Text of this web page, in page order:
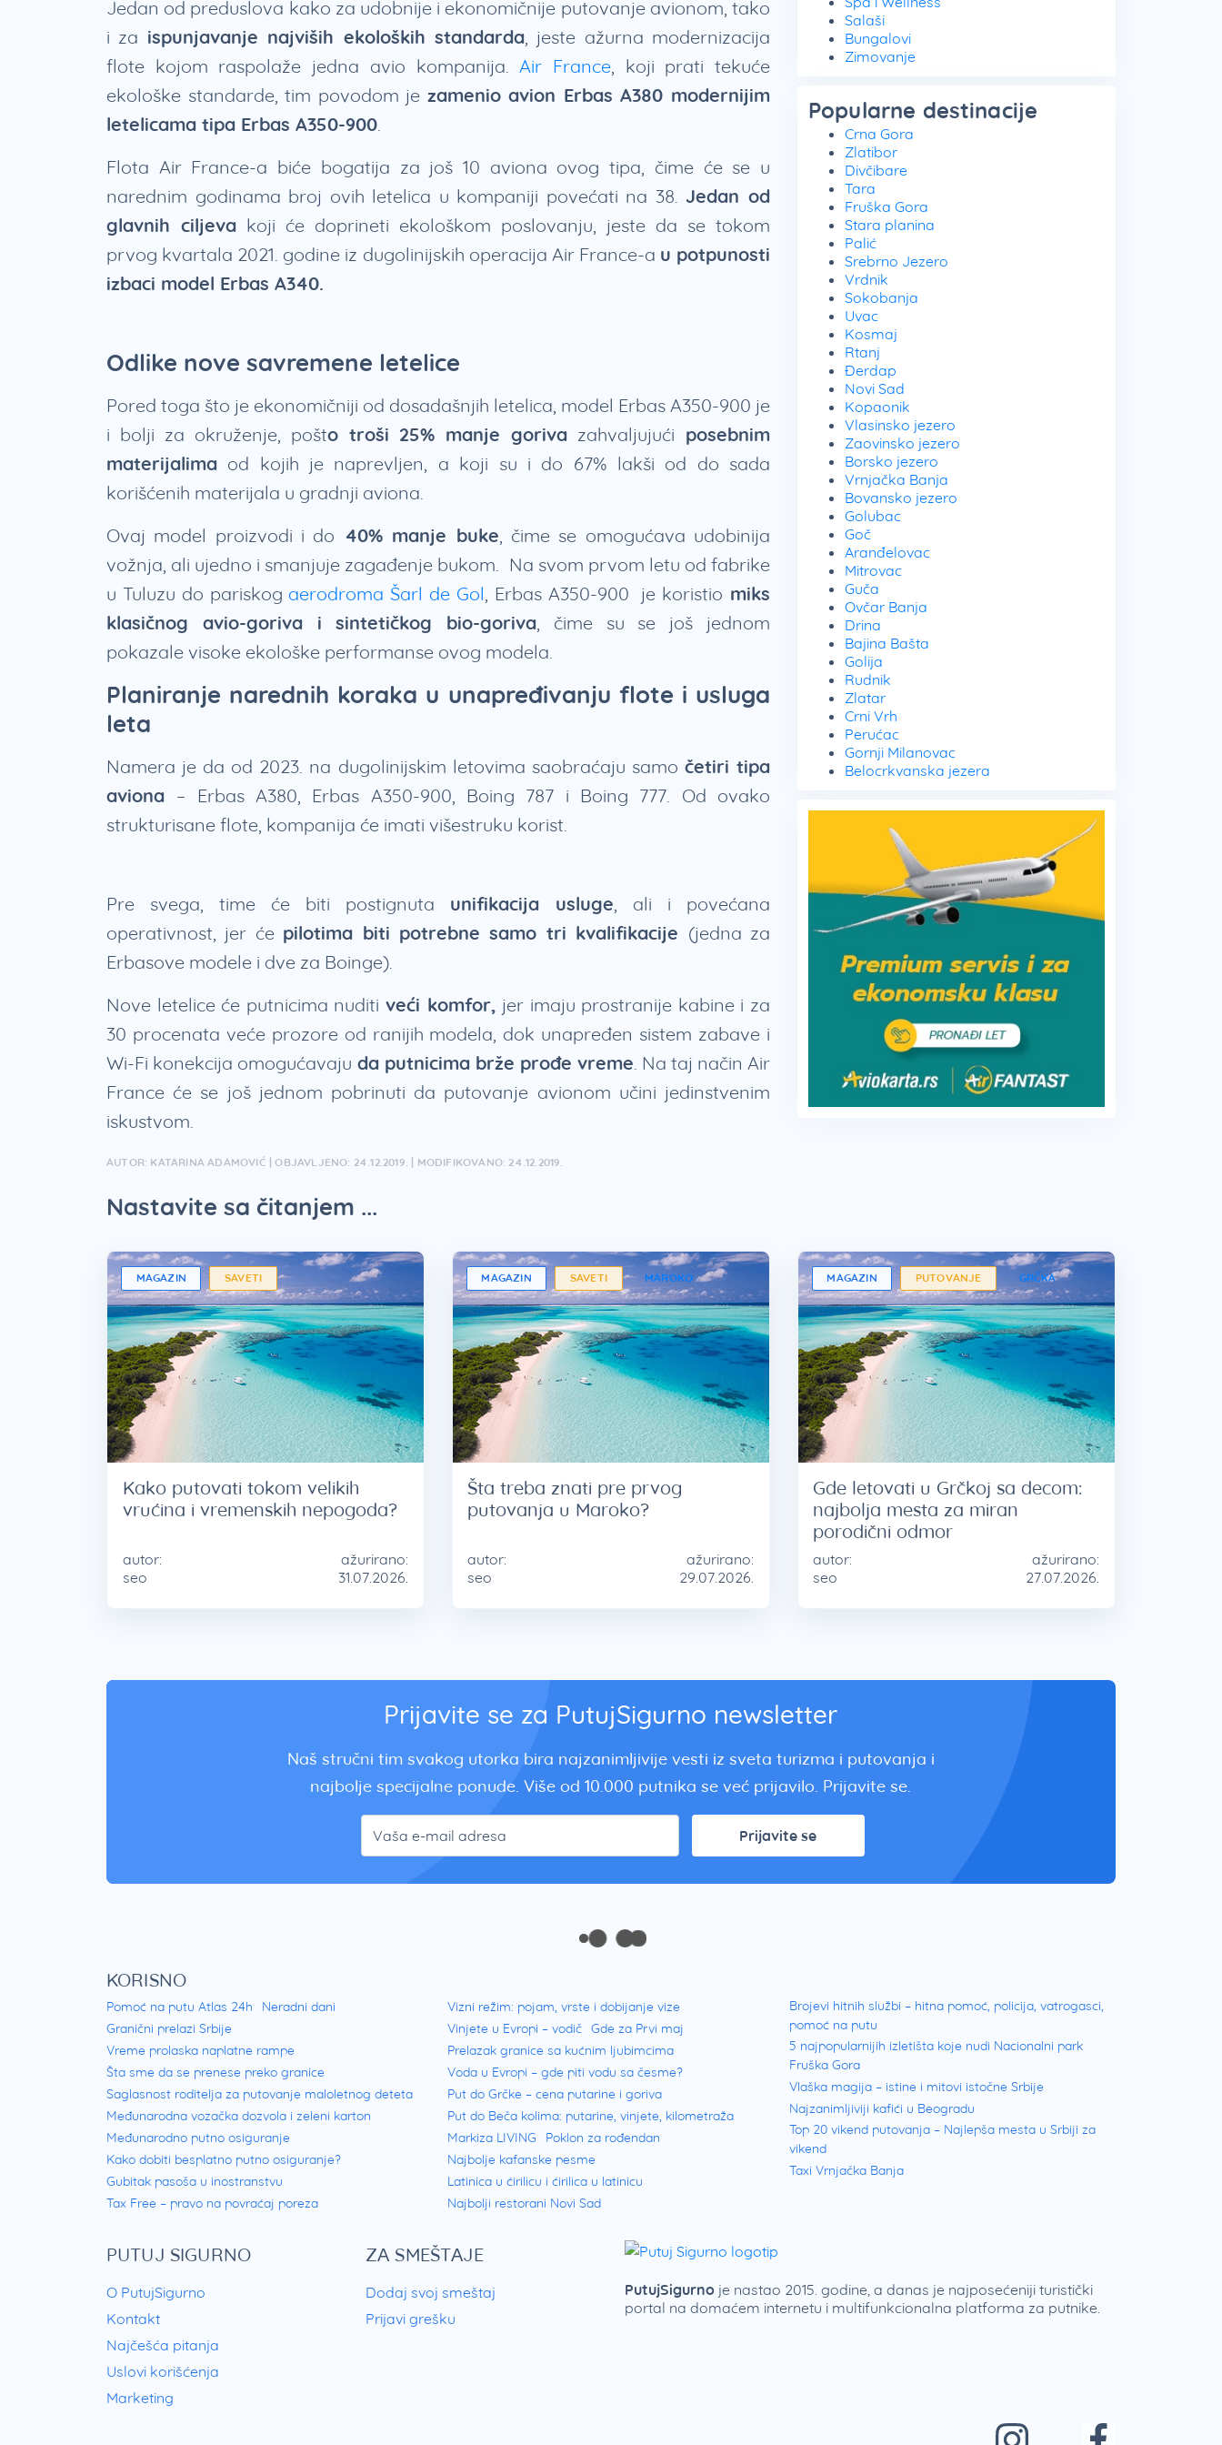
Jedan od preduslova kako za udobnije i ekonomičnije putovanje avionom, tako
i za ispunjavanje najviših ekoloških standarda, jeste ažurna modernizacija
flote kojom raspolaže jedna avio kompanija.Air France, koji prati tekuće
ekološke standarde, tim povodom je zamenio avion Erbas A380 modernijim
letelicama tipa Erbas A350-900.
Flota Air France-a biće bogatija za još 10 aviona ovog tipa, čime će se u
narednim godinama broj ovih letelica u kompaniji povećati na 38. Jedan od
glavnih ciljeva koji će doprineti ekološkom poslovanju, jeste da se tokom
prvog kvartala 2021. godine iz dugolinijskih operacija Air France-a u potpunosti
izbaci model Erbas A340.
Odlike nove savremene letelice
Pored toga što je ekonomičniji od dosadašnjih letelica, model Erbas A350-900 je
i bolji za okruženje, pošto troši 25% manje goriva zahvaljujući posebnim
materijalima od kojih je naprevljen, a koji su i do 67% lakši od do sada
korišćenih materijala u gradnji aviona.
Ovaj model proizvodi i do 40% manje buke, čime se omogućava udobinija
vožnja, ali ujedno i smanjuje zagađenje bukom. Na svom prvom letu od fabrike
u Tuluzu do pariskog aerodroma Šarl de Gol, Erbas A350-900 je koristio miks
klasičnog avio-goriva i sintetičkog bio-goriva, čime su se još jednom
pokazale visoke ekološke performanse ovog modela.
Planiranje narednih koraka u unapređivanju flote i usluga
leta
Namera je da od 2023. na dugolinijskim letovima saobraćaju samo četiri tipa
aviona – Erbas A380, Erbas A350-900, Boing 787 i Boing 777. Od ovako
strukturisane flote, kompanija će imati višestruku korist.
Pre svega, time će biti postignuta unifikacija usluge, ali i povećana
operativnost, jer će pilotima biti potrebne samo tri kvalifikacije (jedna za
Erbasove modele i dve za Boinge).
Nove letelice će putnicima nuditi veći komfor, jer imaju prostranije kabine i za
30 procenata veće prozore od ranijih modela, dok unapređen sistem zabave i
Wi-Fi konekcija omogućavaju da putnicima brže prođe vreme. Na taj način Air
France će se još jednom pobrinuti da putovanje avionom učini jedinstvenim
iskustvom.
AUTOR: KATARINA ADAMOVIĆ | OBJAVLJENO: 24.12.2019. | MODIFIKOVANO: 24.12.2019.
Salaši
Bungalovi
Zimovanje
Popularne destinacije
Crna Gora
Zlatibor
Divčibare
Tara
Fruška Gora
Stara planina
Palić
Srebrno Jezero
Vrdnik
Sokobanja
Uvac
Kosmaj
Rtanj
Đerdap
Novi Sad
Kopaonik
Vlasinsko jezero
Zaovinsko jezero
Borsko jezero
Vrnjačka Banja
Bovansko jezero
Golubac
Goč
Aranđelovac
Mitrovac
Guča
Ovčar Banja
Drina
Bajina Bašta
Golija
Rudnik
Zlatar
Crni Vrh
Perućac
Gornji Milanovac
Belocrkvanska jezera
Nastavite sa čitanjem ...
MAGAZIN SAVETI
Kako putovati tokom velikih
vrućina i vremenskih nepogoda?
autor:
seo
ažurirano:
31.07.2026.
MAGAZIN SAVETI MAROKO
Šta treba znati pre prvog
putovanja u Maroko?
autor:
seo
ažurirano:
29.07.2026.
MAGAZIN PUTOVANJE GRČKA
Gde letovati u Grčkoj sa decom:
najbolja mesta za miran
porodični odmor
autor:
seo
ažurirano:
27.07.2026.
Prijavite se za PutujSigurno newsletter
Naš stručni tim svakog utorka bira najzanimljivije vesti iz sveta turizma i putovanja i
najbolje specijalne ponude. Više od 10.000 putnika se već prijavilo. Prijavite se.
Prijavite se
KORISNO
Pomoć na putu Atlas 24h
Neradni dani
Granični prelazi Srbije
Vreme prolaska naplatne rampe
Šta sme da se prenese preko granice
Saglasnost roditelja za putovanje maloletnog deteta
Međunarodna vozačka dozvola i zeleni karton
Međunarodno putno osiguranje
Kako dobiti besplatno putno osiguranje?
Gubitak pasoša u inostranstvu
Tax Free – pravo na povraćaj poreza
Vizni režim: pojam, vrste i dobijanje vize
Vinjete u Evropi – vodič Gde za Prvi maj
Prelazak granice sa kućnim ljubimcima
Voda u Evropi – gde piti vodu sa česme?
Put do Grčke – cena putarine i goriva
Put do Beča kolima: putarine, vinjete, kilometraža
Markiza LIVING
Poklon za rođendan
Najbolje kafanske pesme
Latinica u ćirilicu i ćirilica u latinicu
Najbolji restorani Novi Sad
Brojevi hitnih službi – hitna pomoć, policija, vatrogasci,
pomoć na putu
5 najpopularnijih izletišta koje nudi Nacionalni park
Fruška Gora
Vlaška magija – istine i mitovi istočne Srbije
Najzanimljiviji kafići u Beogradu
Top 20 vikend putovanja – Najlepša mesta u Srbiji za
vikend
Taxi Vrnjačka Banja
PUTUJ SIGURNO
O PutujSigurno
Kontakt
Najčešća pitanja
Uslovi korišćenja
Marketing
ZA SMEŠTAJE
Dodaj svoj smeštaj
Prijavi grešku
PutujSigurno je nastao 2015. godine, a danas je najposećeniji turistički
portal na domaćem internetu i multifunkcionalna platforma za putnike.